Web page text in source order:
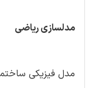
مدلسازی ریاضی